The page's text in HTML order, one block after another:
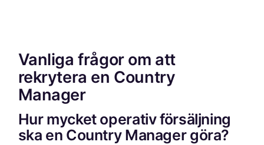
Vanliga frågor om att
rekrytera en Country
Manager
Hur mycket operativ försäljning
ska en Country Manager göra?